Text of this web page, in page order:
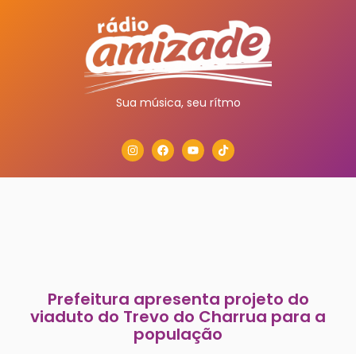
Sua música, seu rítmo
Prefeitura apresenta projeto do
viaduto do Trevo do Charrua para a
população